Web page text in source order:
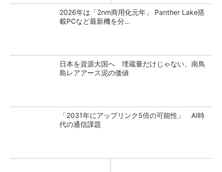
2026年は「2nm商用化元年」 Panther Lake搭
載PCなど最新機を分...
日本を資源大国へ 埋蔵量だけじゃない、南鳥
島レアアース泥の価値
「2031年にアップリンク5倍の可能性」 AI時
代の通信課題